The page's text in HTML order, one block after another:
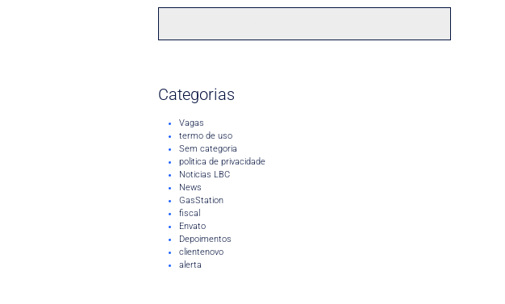
Categorias
Vagas
termo de uso
Sem categoria
politica de privacidade
Noticias LBC
News
GasStation
fiscal
Envato
Depoimentos
clientenovo
alerta